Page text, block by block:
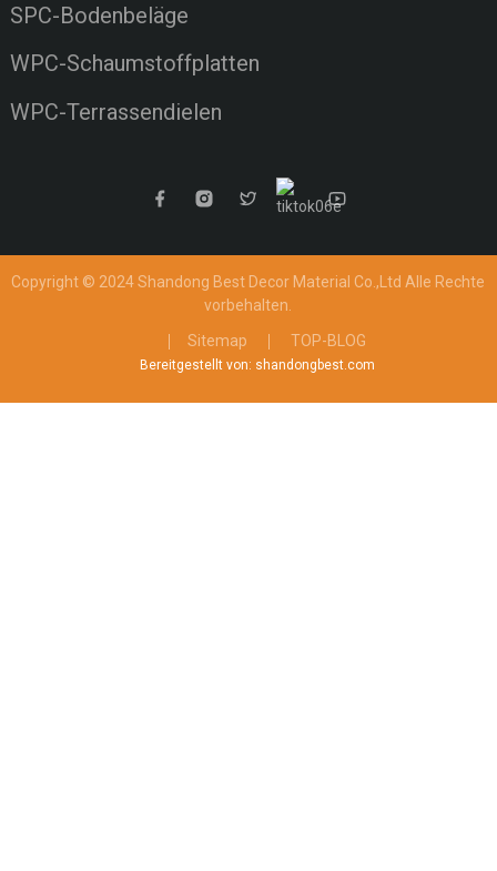
SPC-Bodenbeläge
WPC-Schaumstoffplatten
WPC-Terrassendielen
Copyright © 2024 Shandong Best Decor Material Co.,Ltd Alle Rechte
vorbehalten.
Sitemap
TOP-BLOG
Bereitgestellt von: shandongbest.com